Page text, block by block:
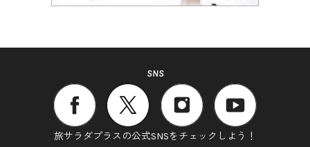
SNS
旅サラダプラスの公式SNSをチェックしよう！